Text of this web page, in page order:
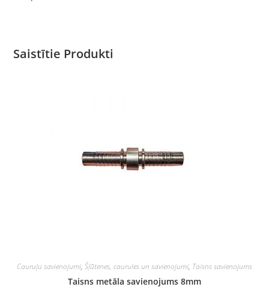
Saistītie Produkti
Cauruļu savienojumi, Šļūtenes, caurules un savienojumi, Taisns savienojums
Taisns metāla savienojums 8mm